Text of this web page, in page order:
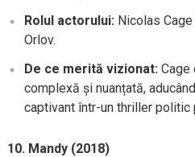
Rolul actorului: Nicolas
Orlov.
De ce merită vizionat: Cage
complexă și nuanțată,
captivant într-un thriller politic
10. Mandy (2018)